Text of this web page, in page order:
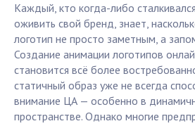
Каждый, кто когда-либо
оживить свой бренд, знает,
логотип не просто заметным, а
Создание анимации логотипов
становится всё более
статичный образ уже не всегда
внимание ЦА — особенно в
пространстве. Однако многие